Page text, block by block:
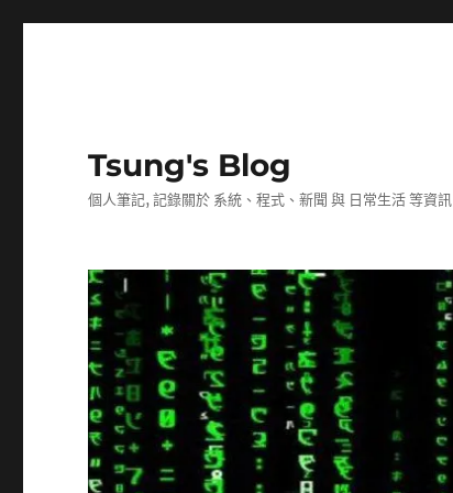
Tsung's Blog
個人筆記, 記錄關於 系統、程式、新聞 與 日常生活 等資訊